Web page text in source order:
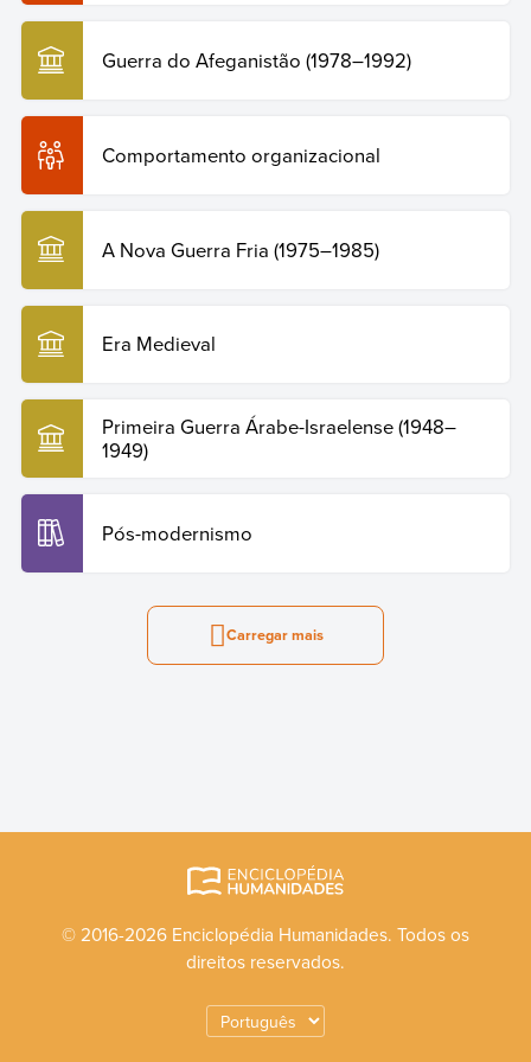
Guerra do Afeganistão (1978–1992)
Comportamento organizacional
A Nova Guerra Fria (1975–1985)
Era Medieval
Primeira Guerra Árabe-Israelense (1948–
1949)
Pós-modernismo
Carregar mais
© 2016-2026 Enciclopédia Humanidades. Todos os
direitos reservados.